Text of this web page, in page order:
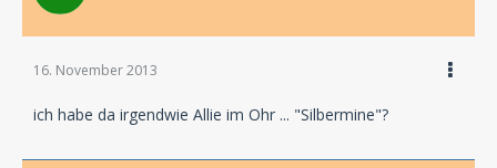
16. November 2013
ich habe da irgendwie Allie im Ohr ... "Silbermine"?